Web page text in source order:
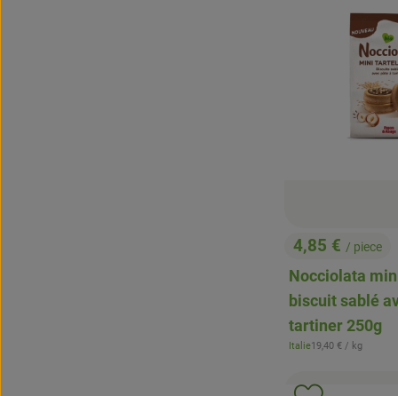
, Prix:
4,85 € / piece
Nocciolata
biscuit sablé
tartiner 250g
, Origine:
Italie, Prix de référence:
19,40 € / kg